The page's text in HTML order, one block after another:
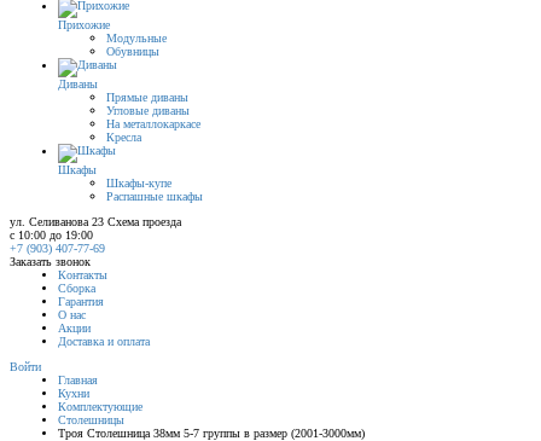
Прихожие
Модульные
Обувницы
Диваны
Прямые диваны
Угловые диваны
На металлокаркасе
Кресла
Шкафы
Шкафы-купе
Распашные шкафы
ул. Селиванова 23 Схема проезда
с 10:00 до 19:00
+7 (903) 407-77-69
Заказать звонок
Контакты
Сборка
Гарантия
О нас
Акции
Доставка и оплата
Войти
Главная
Кухни
Комплектующие
Столешницы
Троя Столешница 38мм 5-7 группы в размер (2001-3000мм)